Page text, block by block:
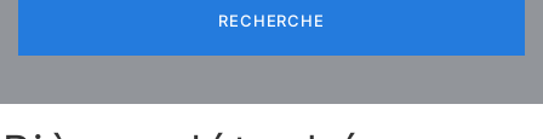
RECHERCHE